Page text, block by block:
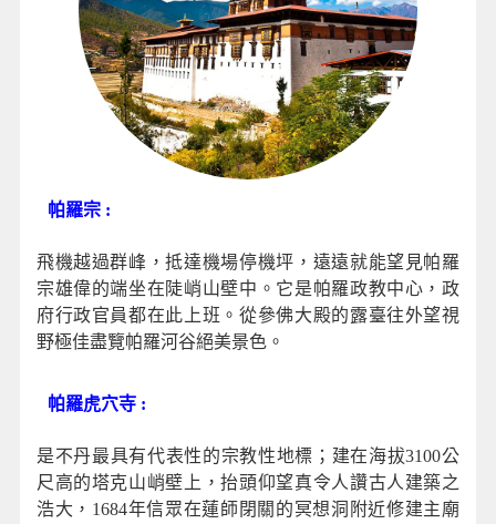
帕羅宗 :
飛機越過群峰，抵達機場停機坪，遠遠就能望見帕羅
宗雄偉的端坐在陡峭山壁中。它是帕羅政教中心，政
府行政官員都在此上班。從參佛大殿的露臺往外望視
野極佳盡覽帕羅河谷絕美景色。
帕羅虎穴寺 :
是不丹最具有代表性的宗教性地標；建在海拔3100公
尺高的塔克山峭壁上，抬頭仰望真令人讚古人建築之
浩大，1684年信眾在蓮師閉關的冥想洞附近修建主廟